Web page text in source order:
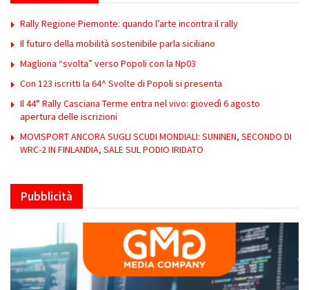
Rally Regione Piemonte: quando l’arte incontra il rally
Il futuro della mobilità sostenibile parla siciliano
Magliona “svolta” verso Popoli con la Np03
Con 123 iscritti la 64^ Svolte di Popoli si presenta
Il 44° Rally Casciana Terme entra nel vivo: giovedì 6 agosto
apertura delle iscrizioni
MOVISPORT ANCORA SUGLI SCUDI MONDIALI: SUNINEN, SECONDO DI
WRC-2 IN FINLANDIA, SALE SUL PODIO IRIDATO
Pubblicità